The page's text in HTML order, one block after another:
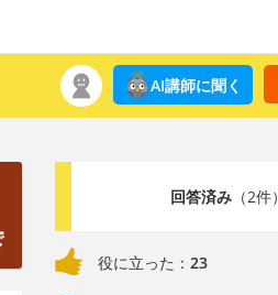
AI講師に聞く
回答済み（2件）
役に立った： 23